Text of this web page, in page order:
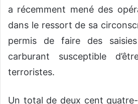
a récemment mené des
dans le ressort de sa
permis de faire des
carburant susceptible
terroristes.
Un total de deux cent